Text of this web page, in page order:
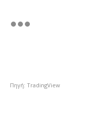
Πηγή: TradingView